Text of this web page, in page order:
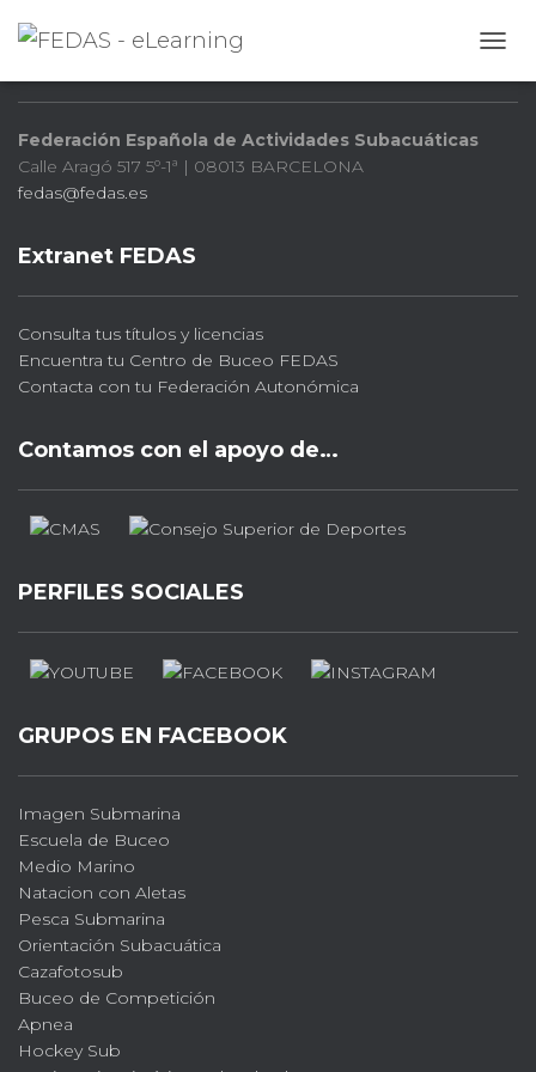
Federación Española de Actividades Subacuáticas
Calle Aragó 517 5º-1ª | 08013 BARCELONA
fedas@fedas.es
Extranet FEDAS
Consulta tus títulos y licencias
Encuentra tu Centro de Buceo FEDAS
Contacta con tu Federación Autonómica
Contamos con el apoyo de…
PERFILES SOCIALES
GRUPOS EN FACEBOOK
Imagen Submarina
Escuela de Buceo
Medio Marino
Natacion con Aletas
Pesca Submarina
Orientación Subacuática
Cazafotosub
Buceo de Competición
Apnea
Hockey Sub